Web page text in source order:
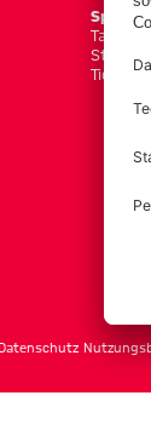
Spiele
Tabellen
Tickets
Datenschutz